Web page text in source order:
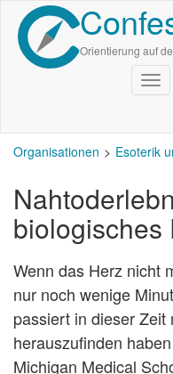
Direkt
zum
Inhalt
Orientierung auf
Organisationen Esoterik
biologisches
Wenn das Herz nicht
nur noch wenige
passiert in dieser
herauszufinden
Michigan Medical